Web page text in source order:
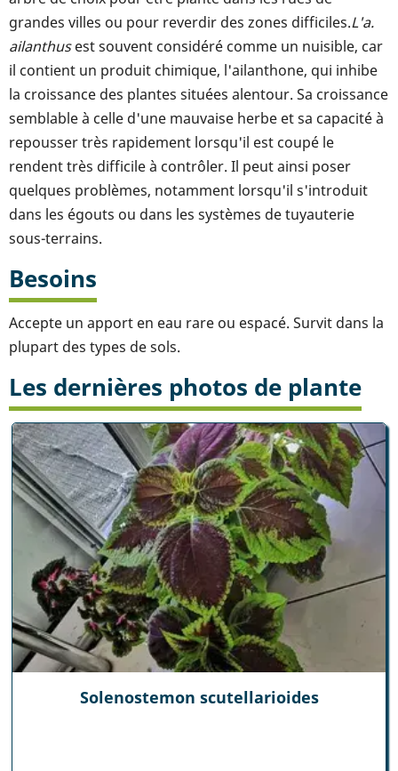
grandes villes ou pour reverdir des zones difficiles.L'a.
ailanthusest souvent considéré comme un nuisible, car
il contient un produit chimique, l'ailanthone, qui inhibe
la croissance des plantes situées alentour. Sa croissance
semblable à celle d'une mauvaise herbe et sa capacité à
repousser très rapidement lorsqu'il est coupé le
rendent très difficile à contrôler. Il peut ainsi poser
quelques problèmes, notamment lorsqu'il s'introduit
dans les égouts ou dans les systèmes de tuyauterie
sous-terrains.
Besoins
Accepte un apport en eau rare ou espacé. Survit dans la
plupart des types de sols.
Les dernières photos de plante
Solenostemon scutellarioides